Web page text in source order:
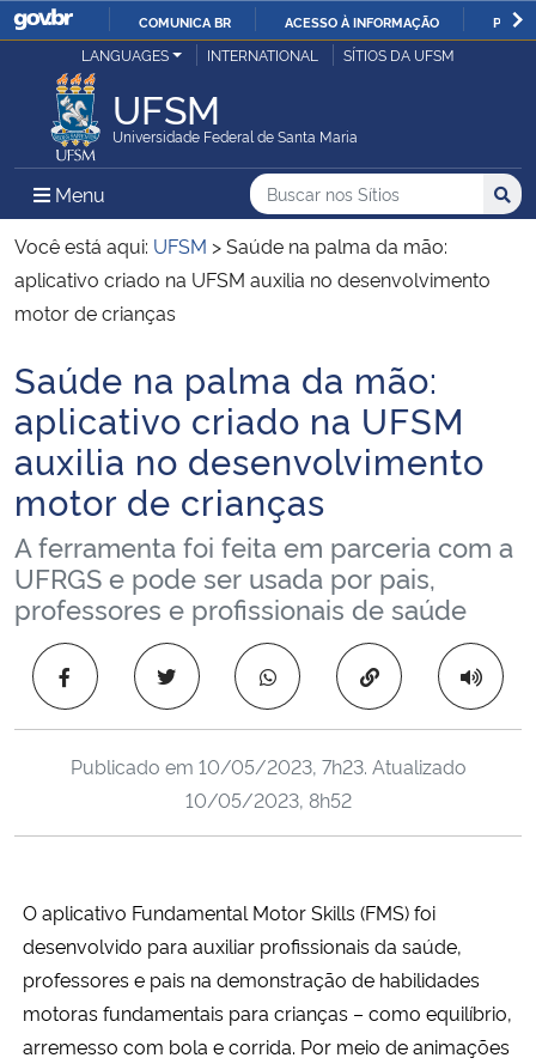
IR
COMUNICA BR ACESSO À INFORMAÇÃO
Ministério da Justiça e Segurança Pública
Ministério da Defesa
Ministério das Relações Exteriores
Ministério da Economia
Ministério da Infraestrutura
Ministério da Agricultura, Pecuária e Abastecimento
Ministério da Educação
Ministério da Cidadania
Ministério da Saúde
Ministério de Minas e Energia
Ministério do Meio Ambiente
Ministério do Desenvolvimento Regional
LANGUAGES INTERNATIONAL SÍTIOS DA UFSM
UFSM
Universidade Federal de Santa Maria
Menu Menu Principal do Sítio
Busca
Buscar no nos Sítios
Busca:
Você está aqui: UFSM >Saúde na palma da mão:
aplicativo criado na UFSM auxilia no desenvolvimento
motor de crianças
Início do conteúdo
Saúde na palma da mão:
aplicativo criado na UFSM
auxilia no desenvolvimento
motor de crianças
A ferramenta foi feita em parceria com a
UFRGS e pode ser usada por pais,
professores e profissionais de saúde
Copiar para área
Publicado em 10/05/2023, 7h23. Atualizado
10/05/2023, 8h52
O aplicativo Fundamental Motor Skills (FMS) foi
desenvolvido para auxiliar profissionais da saúde,
professores e pais na demonstração de habilidades
motoras fundamentais para crianças – como equilíbrio,
arremesso com bola e corrida. Por meio de animações